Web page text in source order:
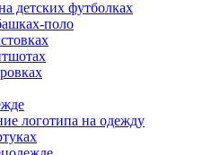
детских футболках
поло
логотипа на одежду